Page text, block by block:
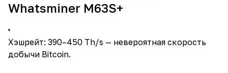
Whatsminer M63S+
Хэшрейт: 390–450 Th/s — невероятная скорость
добычи Bitcoin.